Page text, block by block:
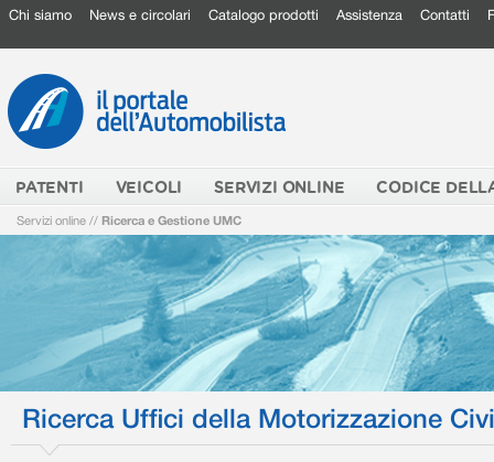
Chi siamo News e circolari Catalogo prodotti Assistenza Contatti
PATENTI VEICOLI SERVIZI ONLINE CODICE
Servizi online // Ricerca e Gestione UMC
Ricerca Uffici della Motorizzazione